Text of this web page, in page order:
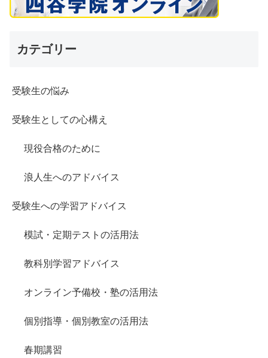
カテゴリー
受験生の悩み
受験生としての心構え
現役合格のために
浪人生へのアドバイス
受験生への学習アドバイス
模試・定期テストの活用法
教科別学習アドバイス
オンライン予備校・塾の活用法
個別指導・個別教室の活用法
春期講習